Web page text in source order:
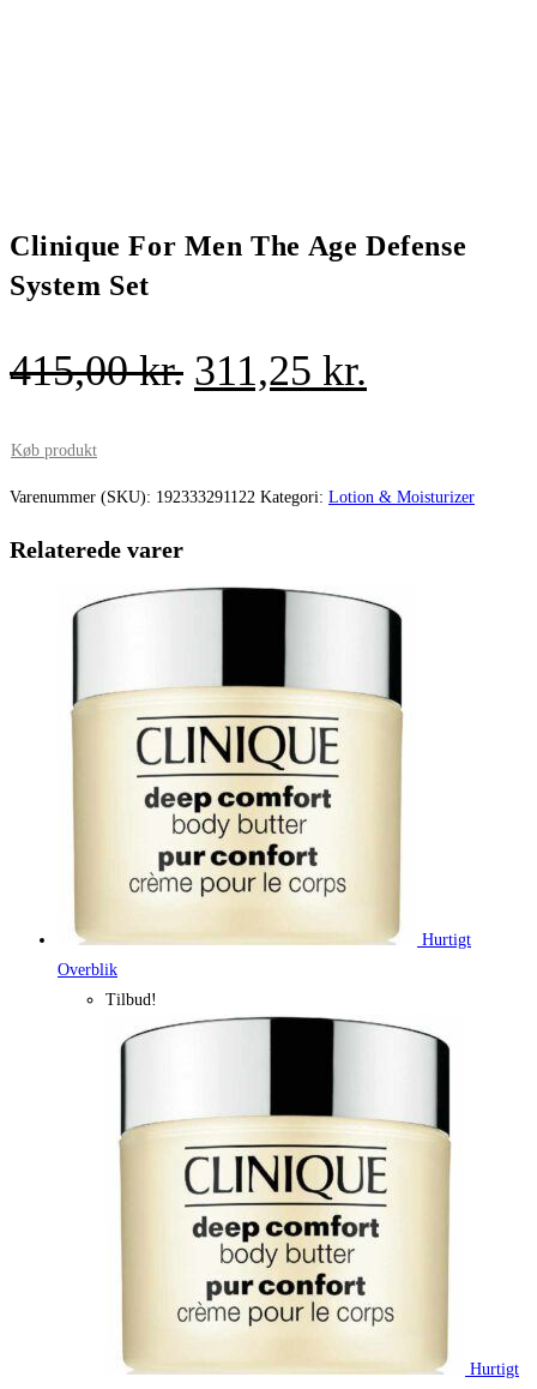
Clinique For Men The Age Defense
System Set
415,00kr. Den
var:
311,25 kr.
er:
Køb produkt
Varenummer (SKU): 192333291122 Kategori: Lotion & Moisturizer
Relaterede varer
Hurtigt
Overblik
Tilbud!
Hurtigt